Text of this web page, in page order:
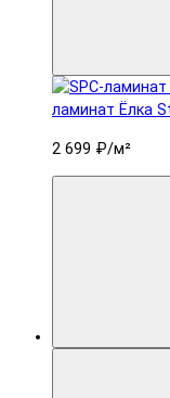
ламинат Ëлка
2 699 ₽/м²